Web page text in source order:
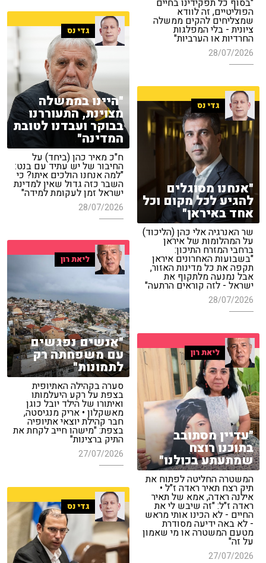
"בסוף כל תפקידינו בחיים
הפוליטיים, זה לוודא
שמצליחים להקים ממשלה
ציונית - בלי המפלגות
החרדיות או הערביות"
28/07/2026
גדי נס
"היינו בממשלה
מצוינת, התעוררנו
בבוקר ועבדנו לטובת
המדינה"
ח"כ מאיר כהן (ביחד) על
החיבור של יש עתיד עם בנט:
"למה אנחנו הולכים איתו? כי
השבר כזה גדול שאין למדינת
ישראל זמן לעקומת למידה"
28/07/2026
גדי נס
"אנחנו מסוגלים
להגיע לכל מקום וכל
אחד באיראן"
שר האנרגיה אלי כהן (הליכוד)
על המהלומות של איראן
ברחבי המזרח התיכון:
"בשבועות האחרונים איראן
תקפה את כל מדינות האזור,
אבל נמנעה מלתקוף את
ישראל - לזה קוראים הרתעה"
28/07/2026
ליאת רון
"אנשים נפגשים
עם משפחתה רק
לתמונות"
סערה בקהילה האתיופית
בצפת על רקע היעלמותו
ואיתורו של הילד יובל כוגן
מאשקלון • אריק מנגיסטה,
חבר קהילת יוצאי אתיופיה
בצפת: "מישהו חייב לקחת את
התיק ברצינות"
27/07/2026
ליאת רון
"עדיין מסתובב
בתוכנו רוצח
שמתעתע בכולנו"
המשטרה החליטה לפתוח את
תיק רצח תאיר ראדה ז"ל •
אילנה ראדה, אמא של תאיר
ראדה ז"ל: "זה שיבש לי את
החיים - לא הכינו אותי מראש
- לא באה ידיעה מסודרת
מטעם המשטרה או מי שאמון
על זה"
27/07/2026
גדי נס